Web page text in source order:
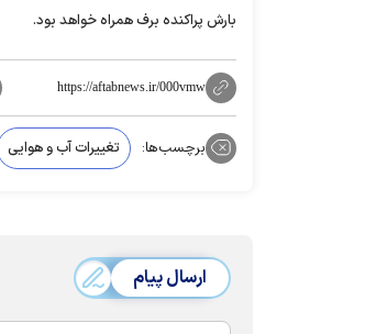
بارش پراکنده برف همراه خواهد بود.
https://aftabnews.ir/000vmw
برچسب‌ها: تغییرات آب و هوایی
ارسال پیام